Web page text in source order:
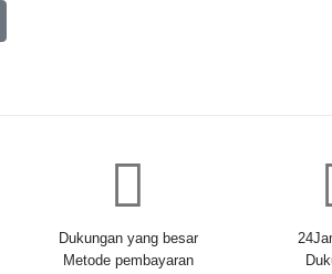
Dukungan yang besar
Metode pembayaran